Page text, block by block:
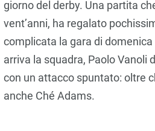
giorno del derby. Una partita
vent’anni, ha regalato
complicata la gara di
arriva la squadra, Paolo
con un attacco spuntato: oltre
anche Ché Adams.